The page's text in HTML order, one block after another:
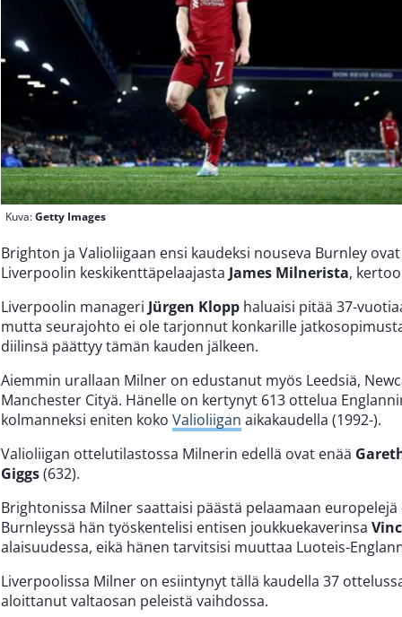
Kuva:Getty Images
Brighton ja Valioliigaan ensi kaudeksi nouseva Burnley
Liverpoolin keskikenttäpelaajasta James Milnerista, kertoo
Liverpoolin manageri Jürgen Klopp haluaisi pitää 37-
mutta seurajohto ei ole tarjonnut konkarille
diilinsä päättyy tämän kauden jälkeen.
Aiemmin urallaan Milner on edustanut myös Leedsiä,
Manchester Cityä. Hänelle on kertynyt 613 ottelua
kolmanneksi eniten koko Valioliigan aikakaudella (1992-).
Valioliigan ottelutilastossa Milnerin edellä ovat enää
Giggs(632).
Brightonissa Milner saattaisi päästä pelaamaan europelejä
Burnleyssä hän työskentelisi entisen joukkuekaverinsa
alaisuudessa, eikä hänen tarvitsisi muuttaa Luoteis-
Liverpoolissa Milner on esiintynyt tällä kaudella 37
aloittanut valtaosan peleistä vaihdossa.